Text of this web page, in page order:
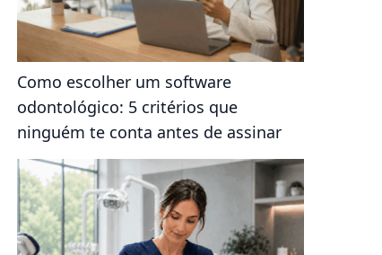
Como escolher um software
odontológico: 5 critérios que
ninguém te conta antes de assinar